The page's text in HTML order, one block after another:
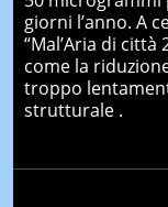
giorni l’anno. A
“Mal’Aria di città
come la
troppo
strutturale .